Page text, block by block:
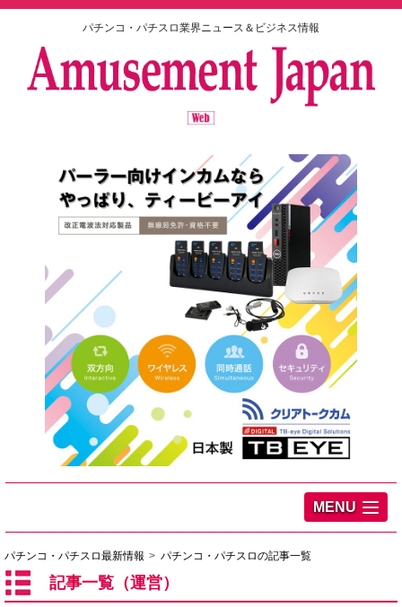
パチンコ・パチスロ業界ニュース＆ビジネス情報
MENU
パチンコ・パチスロ最新情報 パチンコ・パチスロの記事一覧
記事一覧（運営）